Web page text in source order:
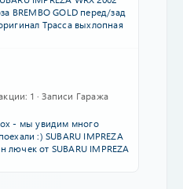
BREMBO GOLD перед/зад
Трасса выхлопная
1
Записи Гаража
- мы увидим много
:) SUBARU IMPREZA
лючек от SUBARU IMPREZA